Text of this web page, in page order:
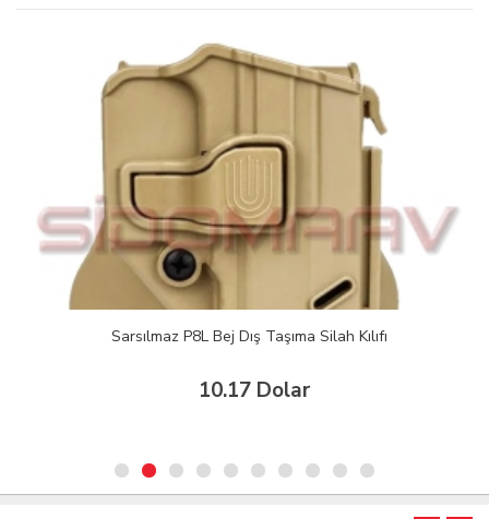
Sarsılmaz P8L Bej Dış Taşıma Silah Kılıfı
10.17 Dolar